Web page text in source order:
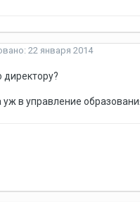
22 января 2014
директору?
в управление